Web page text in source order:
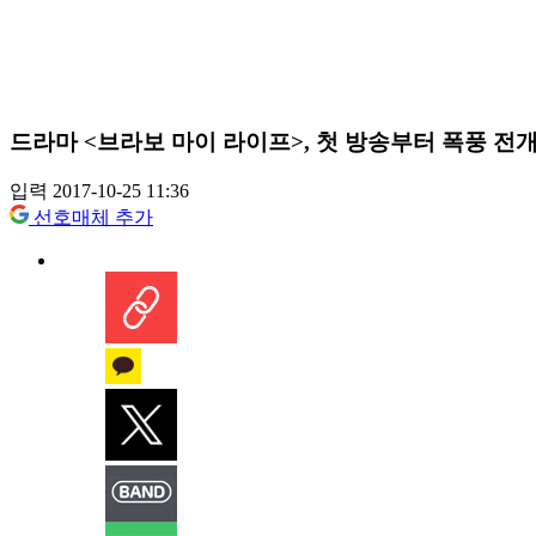
드라마 <브라보 마이 라이프>, 첫 방송부터 폭풍 전
입력 2017-10-25 11:36
선호매체 추가